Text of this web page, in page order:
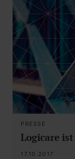
PRESSE
Logicare
17.10.2017